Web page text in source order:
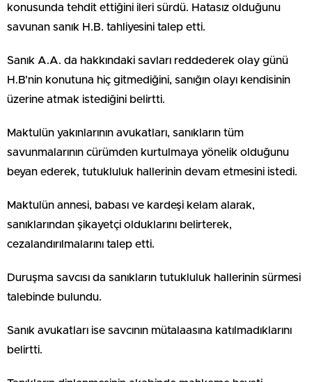
konusunda tehdit ettiğini ileri sürdü. Hatasız olduğunu
savunan sanık H.B. tahliyesini talep etti.
Sanık A.A. da hakkındaki savları reddederek olay günü
H.B’nin konutuna hiç gitmediğini, sanığın olayı kendisinin
üzerine atmak istediğini belirtti.
Maktulün yakınlarının avukatları, sanıkların tüm
savunmalarının cürümden kurtulmaya yönelik olduğunu
beyan ederek, tutukluluk hallerinin devam etmesini istedi.
Maktulün annesi, babası ve kardeşi kelam alarak,
sanıklarından şikayetçi olduklarını belirterek,
cezalandırılmalarını talep etti.
Duruşma savcısı da sanıkların tutukluluk hallerinin sürmesi
talebinde bulundu.
Sanık avukatları ise savcının mütalaasına katılmadıklarını
belirtti.